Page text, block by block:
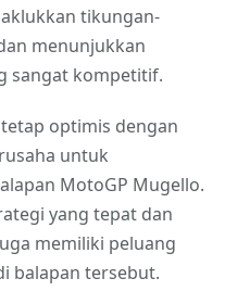
tikungan-
menunjukkan
sangat kompetitif.
optimis dengan
untuk
MotoGP Mugello.
yang tepat dan
memiliki peluang
balapan tersebut.